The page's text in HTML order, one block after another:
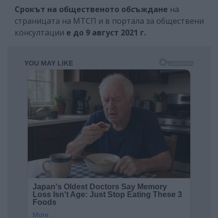
Срокът на общественото обсъждане на
страницата на МТСП и в портала за обществени
консултации е до 9 август 2021 г.